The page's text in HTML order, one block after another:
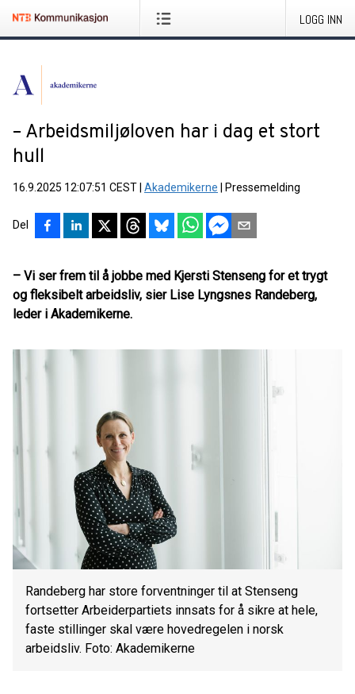
LOGG INN
– Arbeidsmiljøloven har i dag et stort
hull
16.9.2025 12:07:51 CEST Akademikerne Pressemelding
Del
– Vi ser frem til å jobbe med Kjersti Stenseng for et trygt
og fleksibelt arbeidsliv, sier Lise Lyngsnes Randeberg,
leder i Akademikerne.
Randeberg har store forventninger til at Stenseng
fortsetter Arbeiderpartiets innsats for å sikre at hele,
faste stillinger skal være hovedregelen i norsk
arbeidsliv. Foto: Akademikerne